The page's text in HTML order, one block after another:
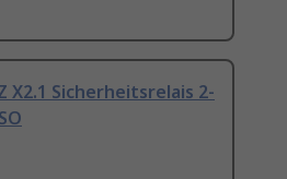
X2.1 Sicherheitsrelais 2-